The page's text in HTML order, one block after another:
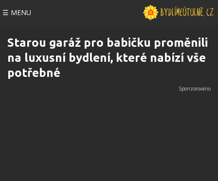
☰ MENU
Starou garáž pro babičku proměnili
na luxusní bydlení, které nabízí vše
potřebné